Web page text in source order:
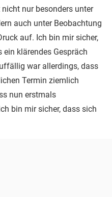
nur besonders unter
auch unter Beobachtung
auf. Ich bin mir sicher,
klärendes Gespräch
war allerdings, dass
Termin ziemlich
nun erstmals
bin mir sicher, dass sich